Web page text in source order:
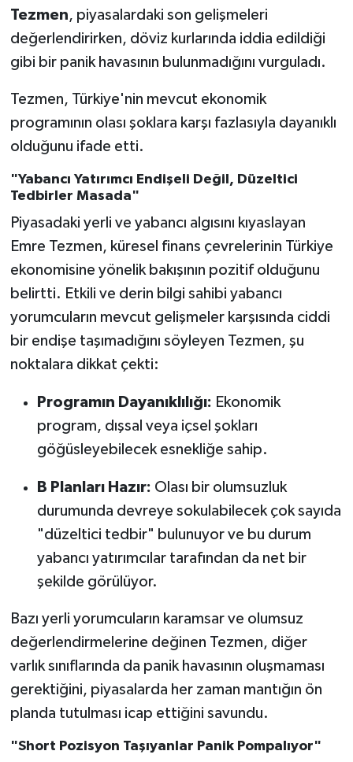
Tezmen, piyasalardaki son gelişmeleri
değerlendirirken, döviz kurlarında iddia edildiği
gibi bir panik havasının bulunmadığını vurguladı.
Tezmen, Türkiye'nin mevcut ekonomik
programının olası şoklara karşı fazlasıyla dayanıklı
olduğunu ifade etti.
"Yabancı Yatırımcı Endişeli Değil, Düzeltici
Tedbirler Masada"
Piyasadaki yerli ve yabancı algısını kıyaslayan
Emre Tezmen, küresel finans çevrelerinin Türkiye
ekonomisine yönelik bakışının pozitif olduğunu
belirtti. Etkili ve derin bilgi sahibi yabancı
yorumcuların mevcut gelişmeler karşısında ciddi
bir endişe taşımadığını söyleyen Tezmen, şu
noktalara dikkat çekti:
Programın Dayanıklılığı: Ekonomik
program, dışsal veya içsel şokları
göğüsleyebilecek esnekliğe sahip.
B Planları Hazır: Olası bir olumsuzluk
durumunda devreye sokulabilecek çok sayıda
"düzeltici tedbir" bulunuyor ve bu durum
yabancı yatırımcılar tarafından da net bir
şekilde görülüyor.
Bazı yerli yorumcuların karamsar ve olumsuz
değerlendirmelerine değinen Tezmen, diğer
varlık sınıflarında da panik havasının oluşmaması
gerektiğini, piyasalarda her zaman mantığın ön
planda tutulması icap ettiğini savundu.
"Short Pozisyon Taşıyanlar Panik Pompalıyor"